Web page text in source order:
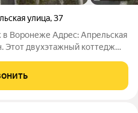
улица,37
Воронеже Адрес: Апрельская
Этот двухэтажный коттедж
метра, жилая